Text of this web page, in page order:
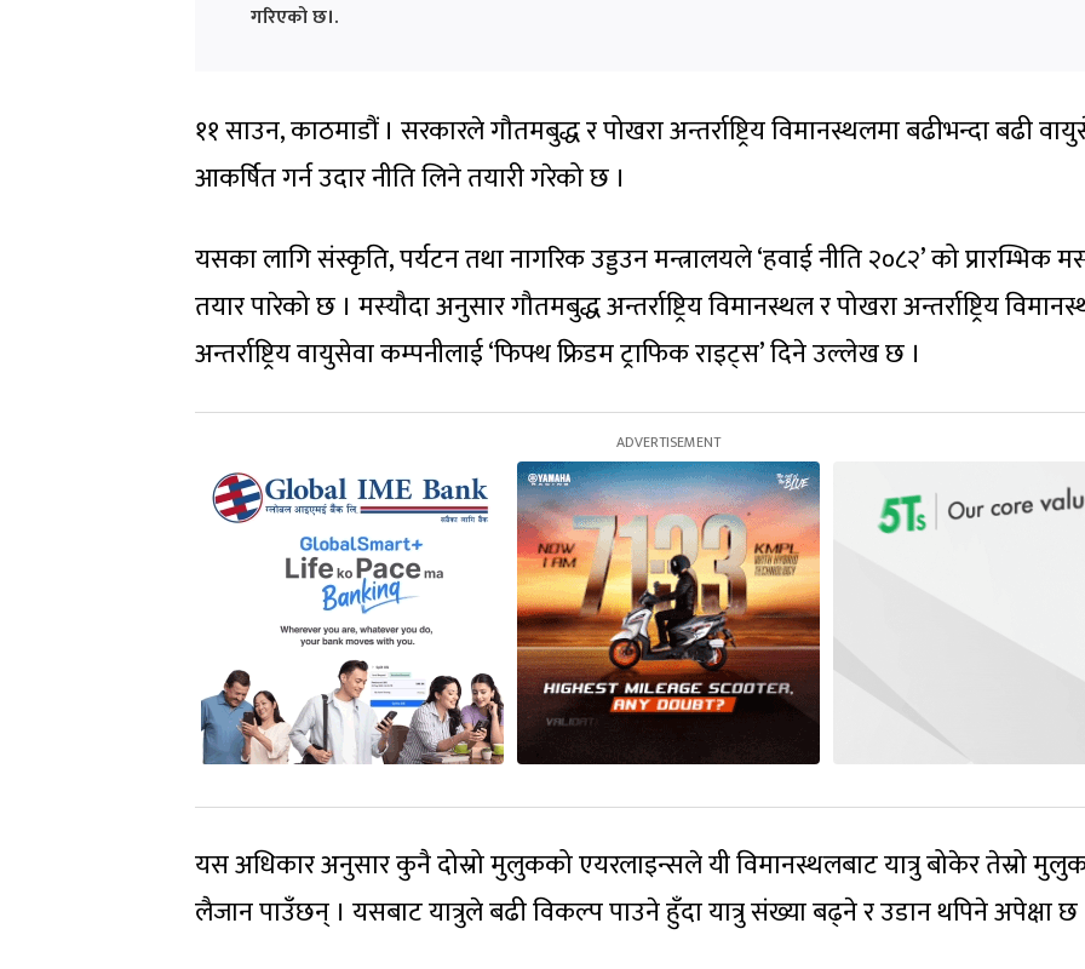
गरिएको छ।.
११ साउन, काठमाडौं । सरकारले गौतमबुद्ध र पोखरा अन्तर्राष्ट्रिय विमानस्थलमा बढीभन्दा बढी
आकर्षित गर्न उदार नीति लिने तयारी गरेको छ ।
यसका लागि संस्कृति, पर्यटन तथा नागरिक उड्डउन मन्त्रालयले ‘हवाई नीति २०८२’ को प्रारम्भिक
तयार पारेको छ । मस्यौदा अनुसार गौतमबुद्ध अन्तर्राष्ट्रिय विमानस्थल र पोखरा अन्तर्राष्ट्रिय
अन्तर्राष्ट्रिय वायुसेवा कम्पनीलाई ‘फिफ्थ फ्रिडम ट्राफिक राइट्स’ दिने उल्लेख छ ।
यस अधिकार अनुसार कुनै दोस्रो मुलुकको एयरलाइन्सले यी विमानस्थलबाट यात्रु बोकेर तेस्रो
लैजान पाउँछन् । यसबाट यात्रुले बढी विकल्प पाउने हुँदा यात्रु संख्या बढ्ने र उडान थपिने अपेक्षा छ